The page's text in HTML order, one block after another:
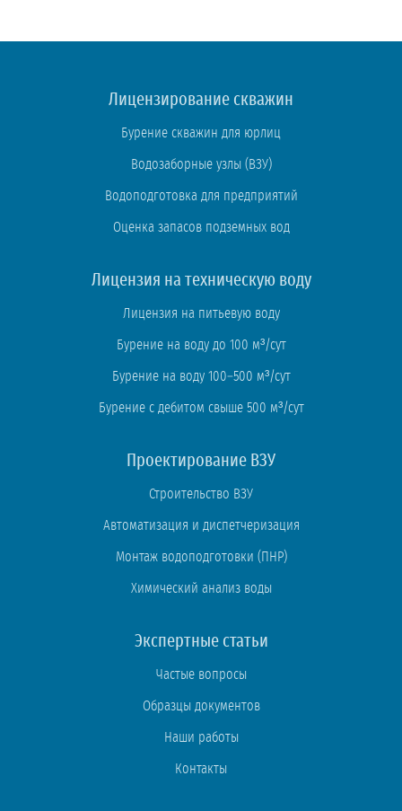
Лицензирование скважин
Бурение скважин для юрлиц
Водозаборные узлы (ВЗУ)
Водоподготовка для предприятий
Оценка запасов подземных вод
Лицензия на техническую воду
Лицензия на питьевую воду
Бурение на воду до 100 м³/сут
Бурение на воду 100–500 м³/сут
Бурение с дебитом свыше 500 м³/сут
Проектирование ВЗУ
Строительство ВЗУ
Автоматизация и диспетчеризация
Монтаж водоподготовки (ПНР)
Химический анализ воды
Экспертные статьи
Частые вопросы
Образцы документов
Наши работы
Контакты